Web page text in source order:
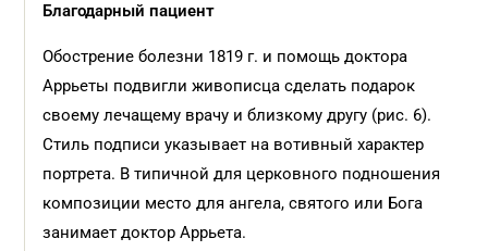
Благодарный пациент
Обострение болезни 1819 г. и помощь доктора
Аррьеты подвигли живописца сделать подарок
своему лечащему врачу и близкому другу (рис. 6).
Стиль подписи указывает на вотивный характер
портрета. В типичной для церковного подношения
композиции место для ангела, святого или Бога
занимает доктор Аррьета.